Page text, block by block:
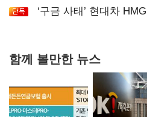
‘구금 사태’ 현대차
함께 볼만한 뉴스